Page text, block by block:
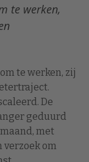
te werken,
te werken, zij
De
geduurd
met
verzoek om